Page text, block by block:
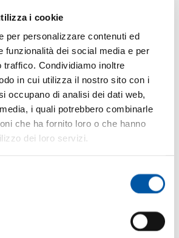
i cookie
per personalizzare contenuti ed
funzionalità dei social media e per
traffico. Condividiamo inoltre
in cui utilizza il nostro sito con i
occupano di analisi dei dati web,
i quali potrebbero combinarle
che ha fornito loro o che hanno
dei loro servizi.
Convention Bureau
Convention Bureau è quello di
- un supporto concreto
degli Ambassador
che li aiutino nel
per l’acquisizione di un
documento di candidatura
degli strumenti di
necessari per promuovere e far